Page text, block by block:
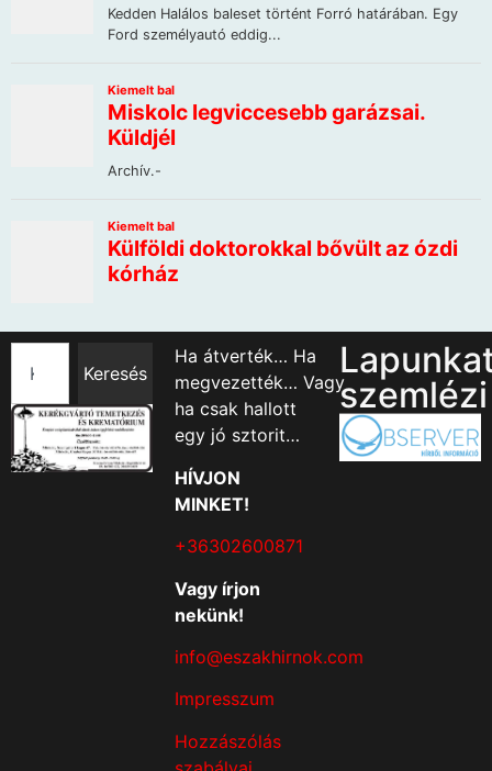
Keresés
Ha átverték… Ha
megvezették… Vagy
ha csak hallott
egy jó sztorit…
HÍVJON
MINKET!
+36302600871
Vagy írjon
nekünk!
info@eszakhirnok.com
Impresszum
Hozzászólás
szemlézi